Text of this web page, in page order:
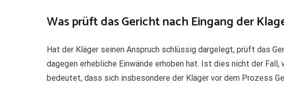
Was prüft das Gericht nach Eingang der
Hat der Kläger seinen Anspruch schlüssig dargelegt, prüft das
dagegen erhebliche Einwände erhoben hat. Ist dies nicht der
bedeutet, dass sich insbesondere der Kläger vor dem Prozess